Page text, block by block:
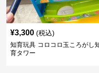
¥3,300 (税込)
知育玩具 コロコロ玉ころがし
育タワー